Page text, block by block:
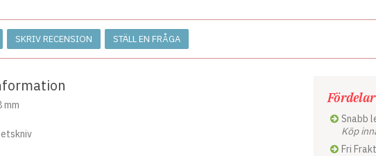
SKRIV RECENSION STÄLL EN FRÅGA
mm
Snabb
Köp
Fri